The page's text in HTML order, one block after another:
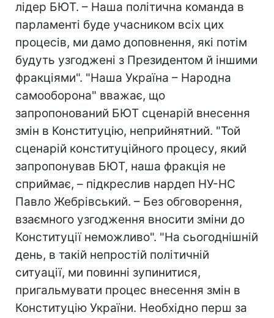
лідер БЮТ. – Наша політична команда в
парламенті буде учасником всіх цих
процесів, ми дамо доповнення, які потім
будуть узгоджені з Президентом й іншими
фракціями". "Наша Україна – Народна
самооборона" вважає, що
запропонований БЮТ сценарій внесення
змін в Конституцію, неприйнятний. "Той
сценарій конституційного процесу, який
запропонував БЮТ, наша фракція не
сприймає, – підкреслив нардеп НУ-НС
Павло Жебрівський. – Без обговорення,
взаємного узгодження вносити зміни до
Конституції неможливо". "На сьогоднішній
день, в такій непростій політичній
ситуації, ми повинні зупинитися,
пригальмувати процес внесення змін в
Конституцію України. Необхідно перш за